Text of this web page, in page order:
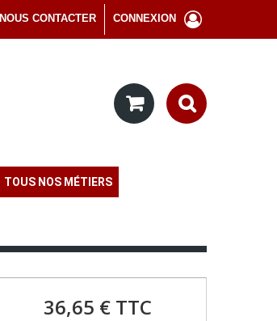
CONNEXION
NOUS CONTACTER
TOUS NOS MÉTIERS
36,65 €TTC